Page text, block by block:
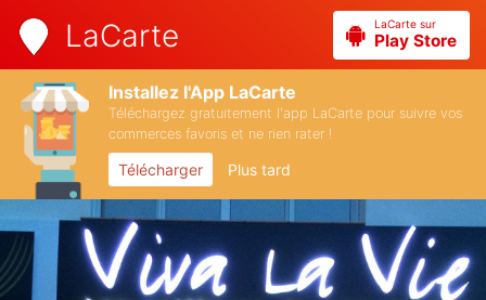
LaCarte LaCarte sur
Play Store
Installez l'App LaCarte
Téléchargez gratuitement l'app LaCarte pour suivre vos
commerces favoris et ne rien rater !
Télécharger Plus tard